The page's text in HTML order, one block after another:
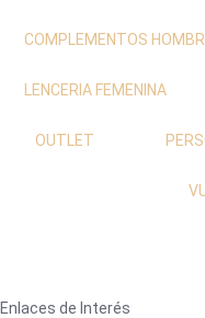
COMPLEMENTOS
LENCERIA FEMENINA
OUTLET
Enlaces de Interés